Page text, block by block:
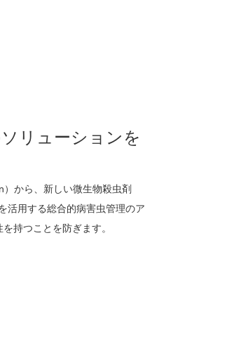
リューションを
から、新しい微生物殺虫剤
活用する総合的病害虫管理のア
持つことを防ぎます。